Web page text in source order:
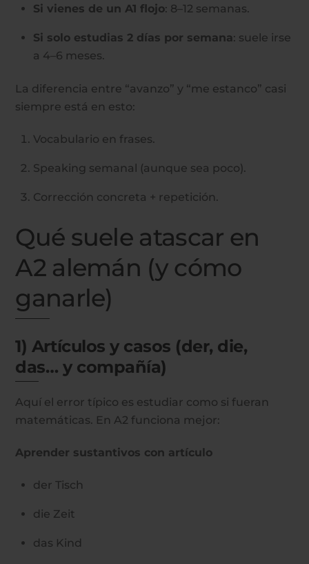
Si vienes de un A1 flojo: 8–12 semanas.
Si solo estudias 2 días por semana: suele irse
a 4–6 meses.
La diferencia entre “avanzo” y “me estanco” casi
siempre está en esto:
Vocabulario en frases.
Speaking semanal (aunque sea poco).
Corrección concreta + repetición.
Qué suele atascar en
A2 alemán (y cómo
ganarle)
1) Artículos y casos (der, die,
das… y compañía)
Aquí el error típico es estudiar como si fueran
matemáticas. En A2 funciona mejor:
Aprender sustantivos con artículo
der Tisch
die Zeit
das Kind